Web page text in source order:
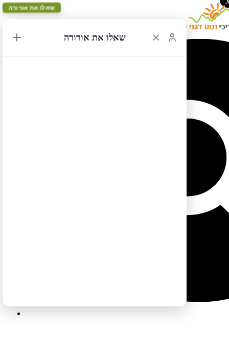
שאלו את אורורה
שאלו את אורורה